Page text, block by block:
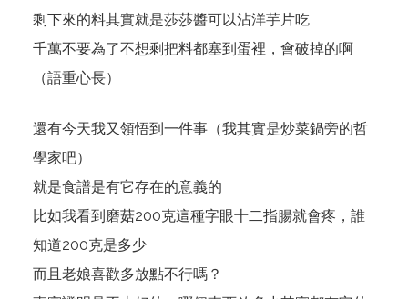
剩下來的料其實就是莎莎醬可以沾洋芋片吃
千萬不要為了不想剩把料都塞到蛋裡，會破掉的啊
（語重心長）
還有今天我又領悟到一件事（我其實是炒菜鍋旁的哲
學家吧）
就是食譜是有它存在的意義的
比如我看到磨菇200克這種字眼十二指腸就會疼，誰
知道200克是多少
而且老娘喜歡多放點不行嗎？